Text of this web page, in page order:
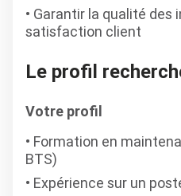
Garantir la qualité des
satisfaction client
Le profil
Votre profil
Formation en
BTS)
Expérience sur un